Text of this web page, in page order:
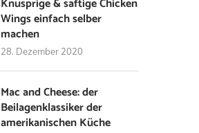
Wings einfach selber
machen
28. Dezember 2020
Mac and Cheese: der
Beilagenklassiker der
amerikanischen Küche